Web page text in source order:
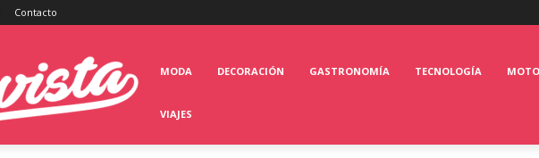
Contacto
MODA DECORACIÓN GASTRONOMÍA TECNOLOGÍA
VIAJES